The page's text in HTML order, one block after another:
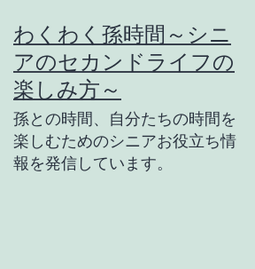
ン
テ
ン
ツ
へ
わくわく孫時間～シニ
アのセカンドライフの
楽しみ方～
孫との時間、自分たちの時間を
楽しむためのシニアお役立ち情
報を発信しています。